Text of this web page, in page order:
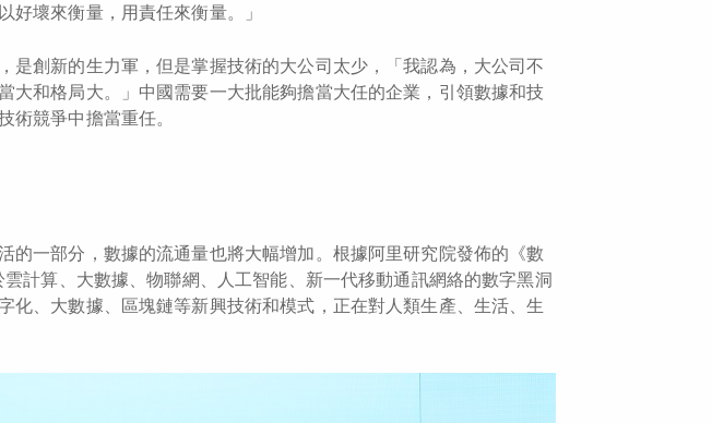
好壞來衡量，用責任來衡量。」
是創新的生力軍，但是掌握技術的大公司太少，「我認為，大公司不
大和格局大。」中國需要一大批能夠擔當大任的企業，引領數據和技
術競爭中擔當重任。
的一部分，數據的流通量也將大幅增加。根據阿里研究院發佈的 《數
計算、大數據、物聯網、人工智能、新一代移動通訊網絡的數字黑洞
化、大數據、區塊鏈等新興技術和模式，正在對人類生產、生活、生